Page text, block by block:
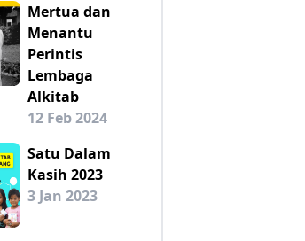
Mertua dan
Menantu
Perintis
Lembaga
Alkitab
12 Feb 2024
Satu Dalam
Kasih 2023
3 Jan 2023